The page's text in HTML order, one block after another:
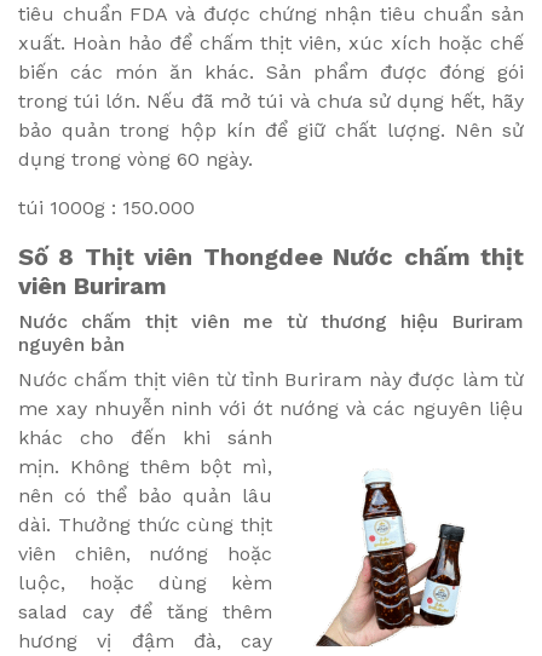
tiêu chuẩn FDA và được chứng nhận tiêu chuẩn sản
xuất. Hoàn hảo để chấm thịt viên, xúc xích hoặc chế
biến các món ăn khác. Sản phẩm được đóng gói
trong túi lớn. Nếu đã mở túi và chưa sử dụng hết, hãy
bảo quản trong hộp kín để giữ chất lượng. Nên sử
dụng trong vòng 60 ngày.
túi 1000g : 150.000
Số 8 Thịt viên Thongdee Nước chấm thịt
viên Buriram
Nước chấm thịt viên me từ thương hiệu Buriram
nguyên bản
Nước chấm thịt viên từ tỉnh Buriram này được làm từ
me xay nhuyễn ninh với ớt nướng và các nguyên liệu
khác cho đến khi sánh
mịn. Không thêm bột mì,
nên có thể bảo quản lâu
dài. Thưởng thức cùng thịt
viên chiên, nướng hoặc
luộc, hoặc dùng kèm
salad cay để tăng thêm
hương vị đậm đà, cay